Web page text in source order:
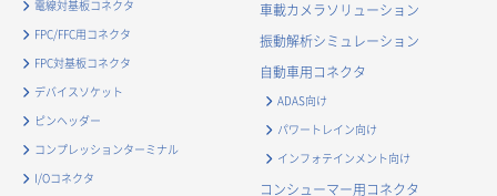
電線対基板コネクタ
FPC/FFC用コネクタ
FPC対基板コネクタ
デバイスソケット
ピンヘッダー
コンプレッションターミナル
I/Oコネクタ
車載カメラソリューション
振動解析シミュレーション
自動車用コネクタ
ADAS向け
パワートレイン向け
インフォテインメント向け
コンシューマー用コネクタ